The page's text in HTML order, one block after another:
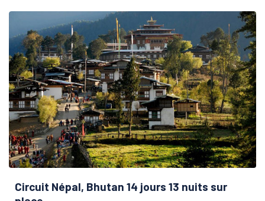
Circuit Népal, Bhutan 14 jours 13 nuits sur